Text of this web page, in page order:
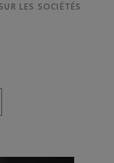
LES SOCIÉTÉS